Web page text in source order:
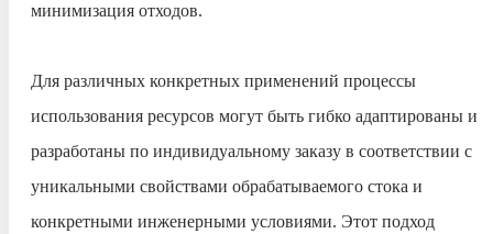
минимизация отходов.
Для различных конкретных применений процессы
использования ресурсов могут быть гибко адаптированы и
разработаны по индивидуальному заказу в соответствии с
уникальными свойствами обрабатываемого стока и
конкретными инженерными условиями. Этот подход